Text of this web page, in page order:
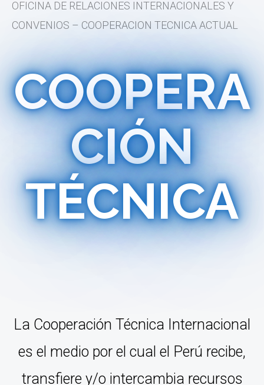
OFICINA DE RELACIONES INTERNACIONALES Y
CONVENIOS – COOPERACION TECNICA ACTUAL
COOPERA
CIÓN
TÉCNICA
La Cooperación Técnica Internacional
es el medio por el cual el Perú recibe,
transfiere y/o intercambia recursos